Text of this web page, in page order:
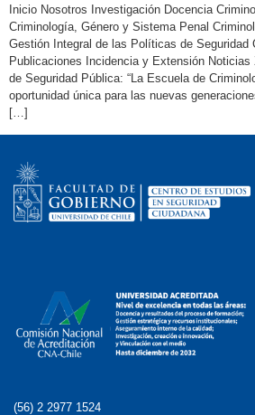
Inicio Nosotros Investigación Docencia
Criminología, Género y Sistema Penal
Gestión Integral de las Políticas de Seguridad
Publicaciones Incidencia y Extensión
de Seguridad Pública: “La Escuela de
oportunidad única para las nuevas
[…]
(56) 2 2977 1524